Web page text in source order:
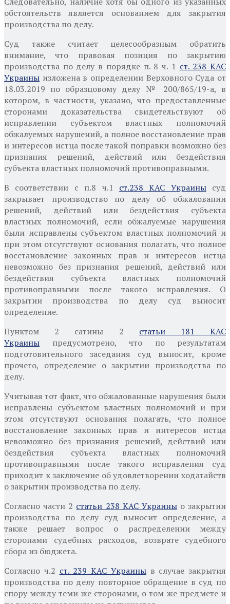
обстоятельств является основанием для закрытия
производства по делу.
Суд также считает целесообразным обратить
внимание, что правовая позиция по закрытию
производства по делу в порядке п. 8 ч. 1 ст. 238 КАС
Украины изложена в определении Верховного Суда от
18.03.2019 по образцовому делу № 200/865/19-а, в
котором, в частности, указано, что предоставленные
сторонами доказательства свидетельствуют об
исправлении субъектом властных полномочий
обжалуемых нарушений, а полное восстановление прав
и интересов истца после такой поправки возможно без
признания решений, действий или бездействия
субъекта властных полномочий противоправными.
В соответствии с п.8 ч.1 ст.238 КАС Украинысуд
закрывает производство по делу об обжаловании
решений, действий или бездействия субъекта
властных полномочий, если обжалуемые нарушения
были исправлены субъектом властных полномочий и
при этом отсутствуют основания полагать, что полное
восстановление законных прав и интересов истца
невозможно без признания решений, действий или
бездействия субъекта властных полномочий
противоправными после такого исправления. О
закрытии производства по делу суд выносит
определение.
Пунктом 2 сатины 2 статьи 181 КАС
Украины предусмотрено, что по результатам
подготовительного заседания суд выносит, кроме
прочего, определение о закрытии производства по
делу.
Учитывая тот факт, что обжалованные нарушения были
исправлены субъектом властных полномочий и при
этом отсутствуют основания полагать, что полное
восстановление законных прав и интересов истца
невозможно без признания решений, действий или
бездействия субъекта властных полномочий
противоправными после такого исправления суд
приходит к заключение об удовлетворении ходатайств
о закрытии производства по делу.
Согласно части 2 статьи 238 КАС Украиныо закрытии
производства по делу суд выносит определение, а
также решает вопрос о распределении между
сторонами судебных расходов, возврате судебного
сбора из бюджета.
Согласно ч.2 ст. 239 КАС Украиныв случае закрытия
производства по делу повторное обращение в суд по
спору между теми же сторонами, о том же предмете и